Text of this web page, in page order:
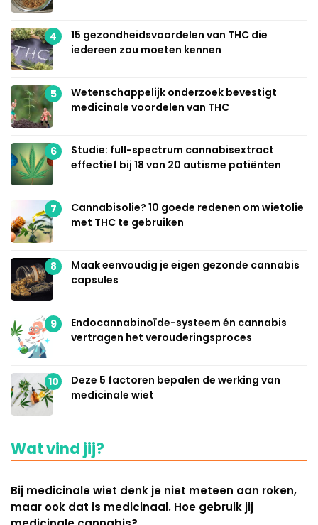
4
15 gezondheidsvoordelen van THC die
iedereen zou moeten kennen
5
Wetenschappelijk onderzoek bevestigt
medicinale voordelen van THC
6
Studie: full-spectrum cannabisextract
effectief bij 18 van 20 autisme patiënten
7
Cannabisolie? 10 goede redenen om wietolie
met THC te gebruiken
8
Maak eenvoudig je eigen gezonde cannabis
capsules
9
Endocannabinoïde-systeem én cannabis
vertragen het verouderingsproces
10
Deze 5 factoren bepalen de werking van
medicinale wiet
Wat vind jij?
Bij medicinale wiet denk je niet meteen aan roken,
maar ook dat is medicinaal. Hoe gebruik jij